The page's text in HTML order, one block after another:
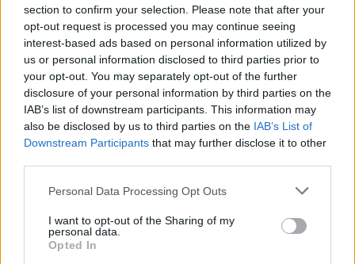
section to confirm your selection. Please note that after your
opt-out request is processed you may continue seeing
interest-based ads based on personal information utilized by
us or personal information disclosed to third parties prior to
your opt-out. You may separately opt-out of the further
disclosure of your personal information by third parties on the
IAB’s list of downstream participants. This information may
also be disclosed by us to third parties on the IAB’s List of
Downstream Participants that may further disclose it to other
Personal Data Processing Opt Outs
I want to opt-out of the Sharing of my
personal data.
Opted In
2024 Venezia 0-2 Atalanta
2022 Venezia 1-3 Atalanta
2022 Atalanta 2-0 Venezia
Prossime partite Atalanta